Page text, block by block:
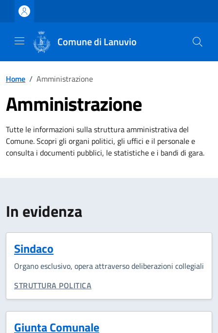
Vai ai contenuti
Vai al footer
Comune di Lanuvio
Home / Amministrazione
Amministrazione
Tutte le informazioni sulla struttura amministrativa del
Comune. Scopri gli organi politici, gli uffici e il personale e
consulta i documenti pubblici, le statistiche e i bandi di gara.
In evidenza
Sindaco
Organo esclusivo, opera attraverso deliberazioni collegiali
CATEGORIA CORRELATA:
STRUTTURA POLITICA
Giunta Comunale